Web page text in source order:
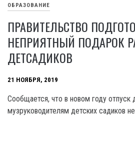
ОБРАЗОВАНИЕ
ПРАВИТЕЛЬСТВО
НЕПРИЯТНЫЙ ПОДАРОК
ДЕТСАДИКОВ
21 НОЯБРЯ, 2019
Сообщается, что в новом году отпуск
музруководителям детских садиков